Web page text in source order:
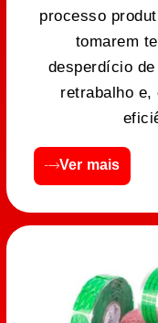
processo
tomarem
desperdício
retrabalho e,
Ver mais